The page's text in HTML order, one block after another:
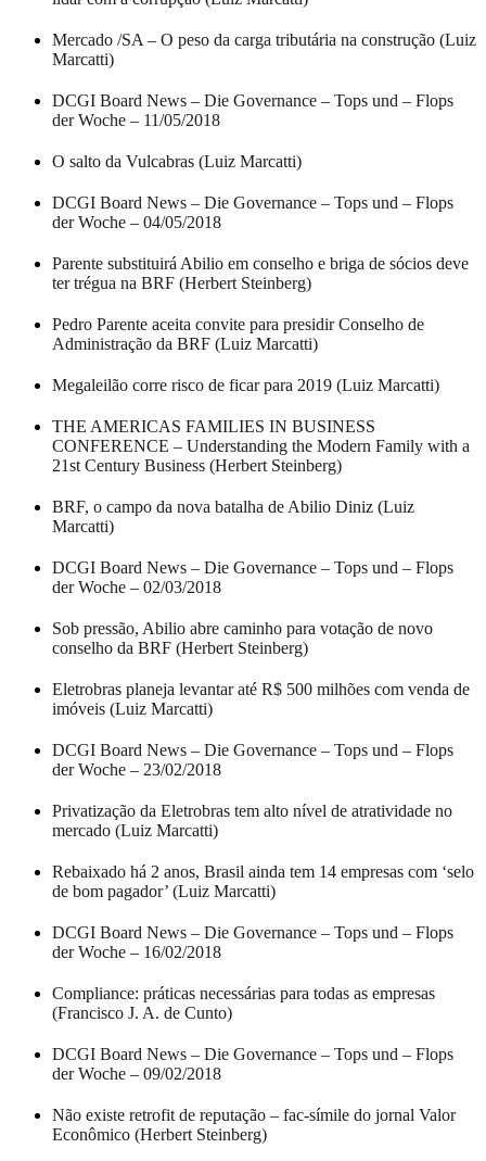
Mercado /SA – O peso da carga tributária na construção (Luiz
Marcatti)
DCGI Board News – Die Governance – Tops und – Flops
der Woche – 11/05/2018
O salto da Vulcabras (Luiz Marcatti)
DCGI Board News – Die Governance – Tops und – Flops
der Woche – 04/05/2018
Parente substituirá Abilio em conselho e briga de sócios deve
ter trégua na BRF (Herbert Steinberg)
Pedro Parente aceita convite para presidir Conselho de
Administração da BRF (Luiz Marcatti)
Megaleilão corre risco de ficar para 2019 (Luiz Marcatti)
THE AMERICAS FAMILIES IN BUSINESS
CONFERENCE – Understanding the Modern Family with a
21st Century Business (Herbert Steinberg)
BRF, o campo da nova batalha de Abilio Diniz (Luiz
Marcatti)
DCGI Board News – Die Governance – Tops und – Flops
der Woche – 02/03/2018
Sob pressão, Abilio abre caminho para votação de novo
conselho da BRF (Herbert Steinberg)
Eletrobras planeja levantar até R$ 500 milhões com venda de
imóveis (Luiz Marcatti)
DCGI Board News – Die Governance – Tops und – Flops
der Woche – 23/02/2018
Privatização da Eletrobras tem alto nível de atratividade no
mercado (Luiz Marcatti)
Rebaixado há 2 anos, Brasil ainda tem 14 empresas com ‘selo
de bom pagador’ (Luiz Marcatti)
DCGI Board News – Die Governance – Tops und – Flops
der Woche – 16/02/2018
Compliance: práticas necessárias para todas as empresas
(Francisco J. A. de Cunto)
DCGI Board News – Die Governance – Tops und – Flops
der Woche – 09/02/2018
Não existe retrofit de reputação – fac-símile do jornal Valor
Econômico (Herbert Steinberg)